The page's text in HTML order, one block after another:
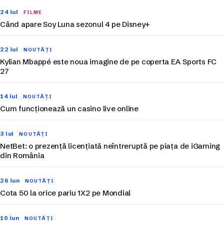
24 iul FILME
Când apare Soy Luna sezonul 4 pe Disney+
22 iul NOUTĂȚI
Kylian Mbappé este noua imagine de pe coperta EA Sports FC
27
14 iul NOUTĂȚI
Cum funcționează un casino live online
3 iul NOUTĂȚI
NetBet: o prezență licențiată neîntreruptă pe piața de iGaming
din România
26 iun NOUTĂȚI
Cota 50 la orice pariu 1X2 pe Mondial
10 iun NOUTĂȚI